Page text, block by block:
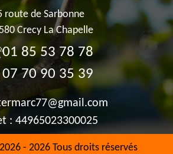
route de Sarbonne
Crecy La Chapelle
01 85 53 78 78
07 70 90 35 39
: 44965023300025
- 2026 Tous droits réservés